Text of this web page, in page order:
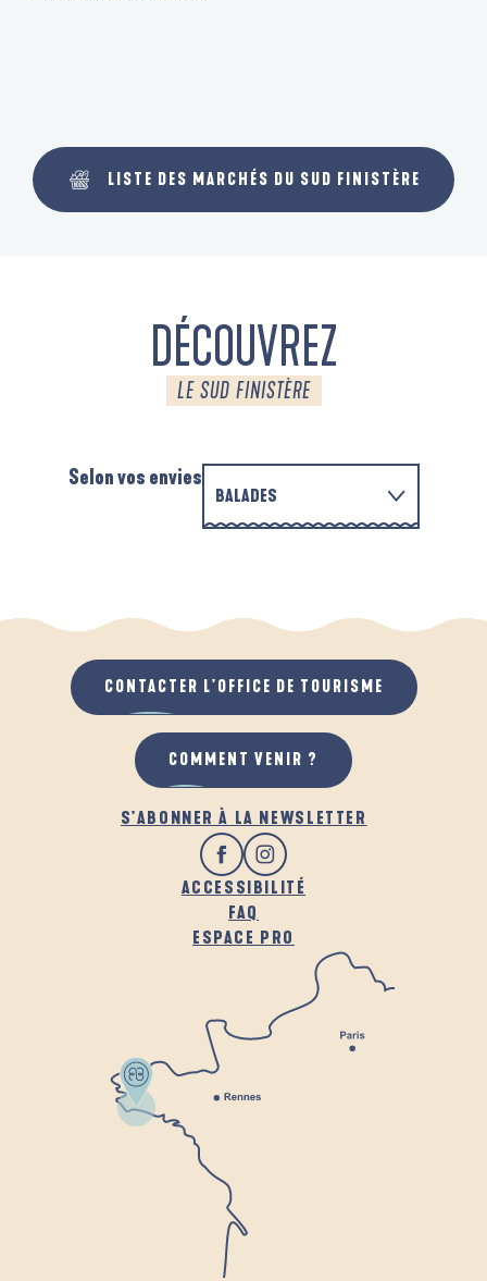
LISTE DES MARCHÉS DU SUD FINISTÈRE
DÉCOUVREZ
LE SUD FINISTÈRE
Selon vos envies
BALADES
QUAND IL PLEUT
AU GRAND AIR
S'ABONNER À LA NEWSLETTER
ACCESSIBILITÉ
FAQ
ESPACE PRO
CONTACTER L'OFFICE DE TOURISME
COMMENT VENIR ?